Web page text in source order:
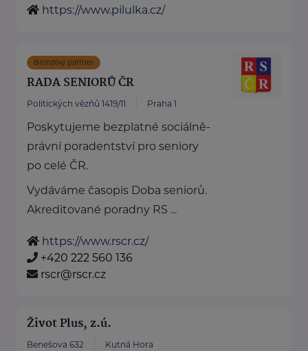
https://www.pilulka.cz/
Bronzový partner
RADA SENIORŮ ČR
Politických vězňů 1419/11 Praha 1
Poskytujeme bezplatné sociálně-
právní poradentství pro seniory
po celé ČR.
Vydáváme časopis Doba seniorů.
Akreditované poradny RS ...
https://www.rscr.cz/
+420 222 560 136
rscr@rscr.cz
Život Plus, z.ú.
Benešova 632 Kutná Hora